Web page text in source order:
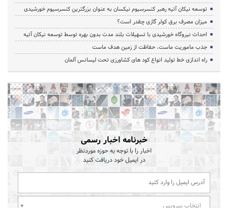
توسعه نیکان آتیه رهبر کنسرسیوم نیکسان به عنوان بزرگترین کنسرسیوم خورشیدی
میزان مصرف برق کولر گازی چقدر است؟
احداث نیروگاه خورشیدی با تسهیلات بلند مدت بدون بهره توسط توسعه نیکان آتیه
جذب ماموریت ماست، حفاظت از زمین هدف ماست
راه اندازی خط تولید انواع کود های کشاورزی تحت لیسانس آلمان
خبرنامه اخبار رسمی
اخبار را با توجه به حوزه موردنظر
در ایمیل خود دریافت کنید
انتخاب سرویس